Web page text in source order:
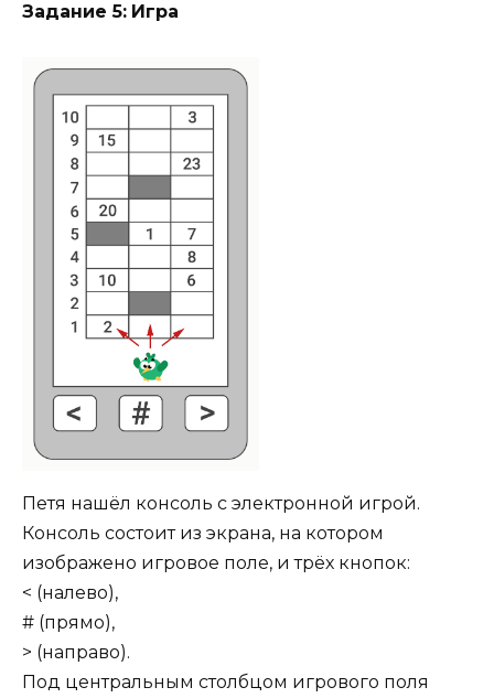
Задание 5: Игра
Петя нашёл консоль с электронной игрой.
Консоль состоит из экрана, на котором
изображено игровое поле, и трёх кнопок:
< (налево),
# (прямо),
> (направо).
Под центральным столбцом игрового поля